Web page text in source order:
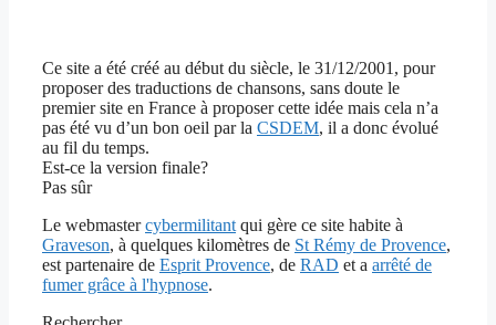
Ce site a été créé au début du siècle, le 31/12/2001, pour
proposer des traductions de chansons, sans doute le
premier site en France à proposer cette idée mais cela n’a
pas été vu d’un bon oeil par la CSDEM, il a donc évolué
au fil du temps.
Est-ce la version finale?
Pas sûr
Le webmastercybermilitant qui gère ce site habite à
Graveson, à quelques kilomètres de St Rémy de Provence,
est partenaire de Esprit Provence, de RAD et a arrêté de
fumer grâce à l'hypnose.